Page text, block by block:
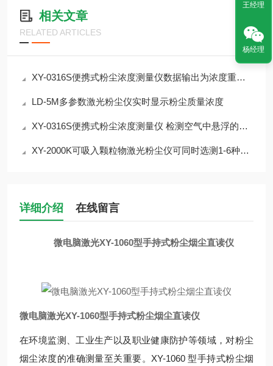
相关文章
RELATED ARTICLES
XY-0316S便携式粉尘浓度测量仪数据输出为浓度重量模式
LD-5M多参数激光粉尘仪实时显示粉尘质量浓度
XY-0316S便携式粉尘浓度测量仪 检测空气中悬浮的颗粒物
XY-2000K可吸入颗粒物激光粉尘仪可同时选测1-6种气体
详细介绍 在线留言
微电脑激光XY-1060型手持式粉尘烟尘直读仪
微电脑激光XY-1060型手持式粉尘烟尘直读仪
在环境监测、工业生产以及职业健康防护等领域，对粉尘
烟尘浓度的准确测量至关重要。XY-1060 型手持式粉尘烟
王经理
杨经理